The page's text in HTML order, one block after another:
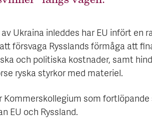
Ukraina inleddes har EU infört en
försvaga Rysslands förmåga att
och politiska kostnader, samt
ryska styrkor med materiel.
Kommerskollegium som
EU och Ryssland.